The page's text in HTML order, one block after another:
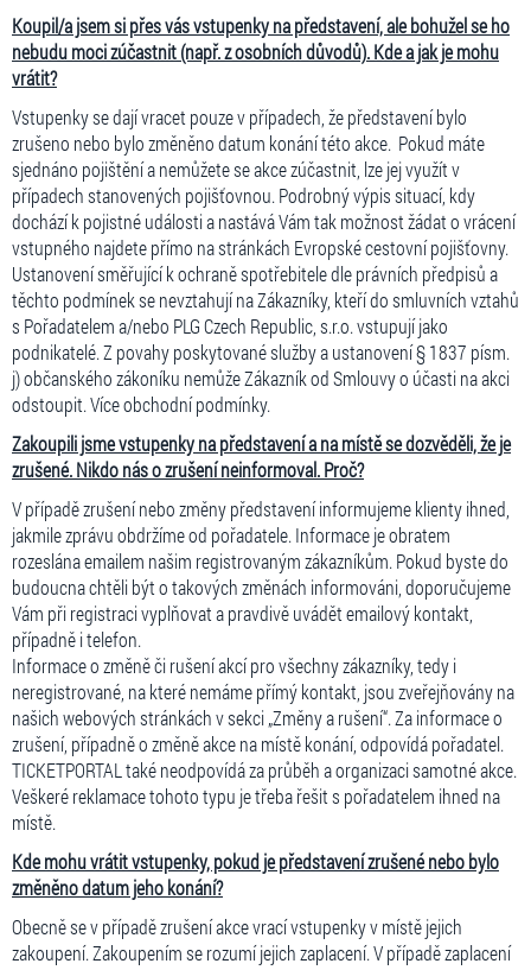
Koupil/a jsem si přes vás vstupenky na představení, ale bohužel se ho
nebudu moci zúčastnit (např. z osobních důvodů). Kde a jak je mohu
vrátit?
Vstupenky se dají vracet pouze v případech, že představení bylo
zrušeno nebo bylo změněno datum konání této akce. Pokud máte
sjednáno pojištění a nemůžete se akce zúčastnit, lze jej využít v
případech stanovených pojišťovnou. Podrobný výpis situací, kdy
dochází k pojistné události a nastává Vám tak možnost žádat o vrácení
vstupného najdete přímo na stránkách Evropské cestovní pojišťovny.
Ustanovení směřující k ochraně spotřebitele dle právních předpisů a
těchto podmínek se nevztahují na Zákazníky, kteří do smluvních vztahů
s Pořadatelem a/nebo PLG Czech Republic, s.r.o. vstupují jako
podnikatelé. Z povahy poskytované služby a ustanovení § 1837 písm.
j) občanského zákoníku nemůže Zákazník od Smlouvy o účasti na akci
odstoupit. Více obchodní podmínky.
Zakoupili jsme vstupenky na představení a na místě se dozvěděli, že je
zrušené. Nikdo nás o zrušení neinformoval. Proč?
V případě zrušení nebo změny představení informujeme klienty ihned,
jakmile zprávu obdržíme od pořadatele. Informace je obratem
rozeslána emailem našim registrovaným zákazníkům. Pokud byste do
budoucna chtěli být o takových změnách informováni, doporučujeme
Vám při registraci vyplňovat a pravdivě uvádět emailový kontakt,
případně i telefon.
Informace o změně či rušení akcí pro všechny zákazníky, tedy i
neregistrované, na které nemáme přímý kontakt, jsou zveřejňovány na
našich webových stránkách v sekci „Změny a rušení“. Za informace o
zrušení, případně o změně akce na místě konání, odpovídá pořadatel.
TICKETPORTAL také neodpovídá za průběh a organizaci samotné akce.
Veškeré reklamace tohoto typu je třeba řešit s pořadatelem ihned na
místě.
Kde mohu vrátit vstupenky, pokud je představení zrušené nebo bylo
změněno datum jeho konání?
Obecně se v případě zrušení akce vrací vstupenky v místě jejich
zakoupení. Zakoupením se rozumí jejich zaplacení. V případě zaplacení